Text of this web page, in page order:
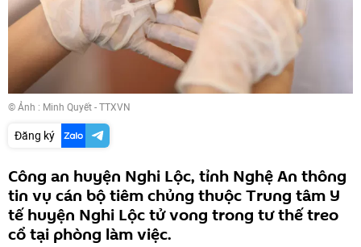
© Ảnh : Minh Quyết - TTXVN
Đăng ký
Công an huyện Nghi Lộc, tỉnh Nghệ An thông
tin vụ cán bộ tiêm chủng thuộc Trung tâm Y
tế huyện Nghi Lộc tử vong trong tư thế treo
cổ tại phòng làm việc.